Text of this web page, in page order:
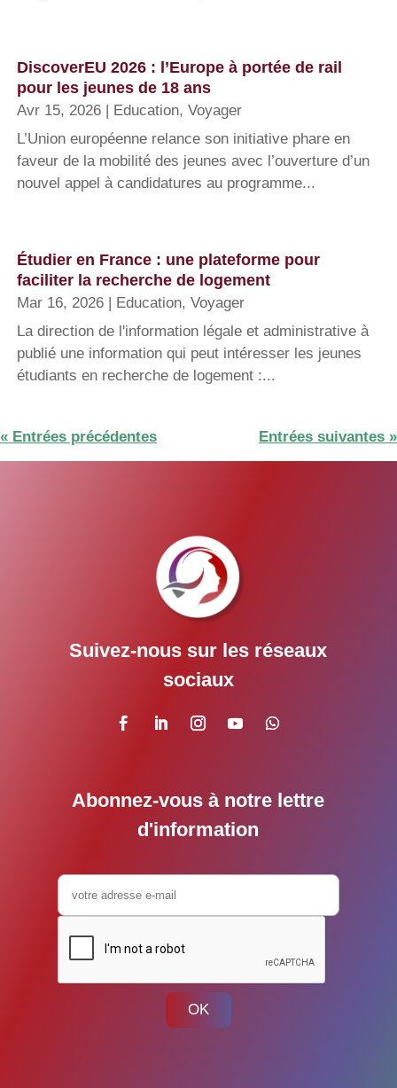
DiscoverEU 2026 : l’Europe à portée de rail
pour les jeunes de 18 ans
Avr 15, 2026 | Education, Voyager
L’Union européenne relance son initiative phare en
faveur de la mobilité des jeunes avec l’ouverture d’un
nouvel appel à candidatures au programme...
Étudier en France : une plateforme pour
faciliter la recherche de logement
Mar 16, 2026 | Education, Voyager
La direction de l'information légale et administrative à
publié une information qui peut intéresser les jeunes
étudiants en recherche de logement :...
« Entrées précédentes Entrées suivantes »
Suivez-nous sur les réseaux
sociaux
Abonnez-vous à notre lettre
d'information
OK